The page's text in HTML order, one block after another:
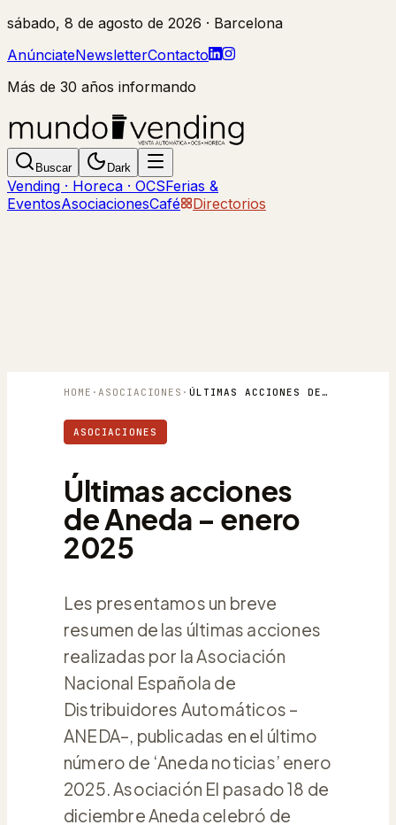
sábado, 8 de agosto de 2026 · Barcelona
AnúnciateNewsletterContacto
Más de 30 años informando
Buscar Dark
Vending · Horeca · OCSFerias &
EventosAsociacionesCafé Directorios
HOME ·ASOCIACIONES · ÚLTIMAS ACCIONES DE ANEDA – ENERO 2025
ASOCIACIONES
Últimas acciones
de Aneda – enero
2025
Les presentamos un breve
resumen de las últimas acciones
realizadas por la Asociación
Nacional Española de
Distribuidores Automáticos –
ANEDA–, publicadas en el último
número de ‘Aneda noticias’ enero
2025. Asociación El pasado 18 de
diciembre Aneda celebró de